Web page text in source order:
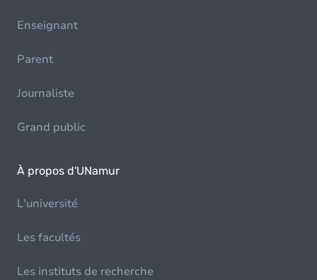
Enseignant
Parent
Journaliste
Grand public
À propos d'UNamur
L'université
Les facultés
Les instituts de recherche